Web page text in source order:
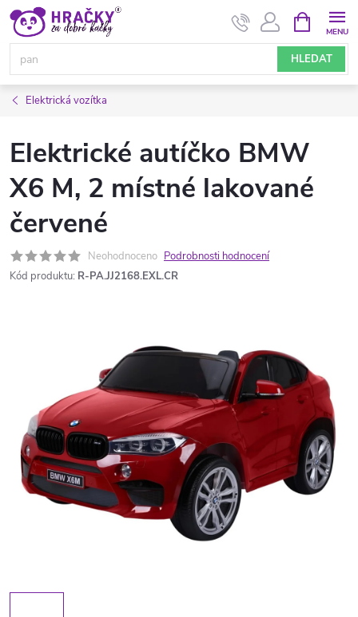
Přejít
obsah
HLEDAT
NÁKUPNÍ
KOŠÍK
Elektrická vozítka
Elektrické autíčko BMW
X6 M, 2 místné lakované
červené
Neohodnoceno Podrobnosti hodnocení
Kód produktu: R-PA.JJ2168.EXL.CR